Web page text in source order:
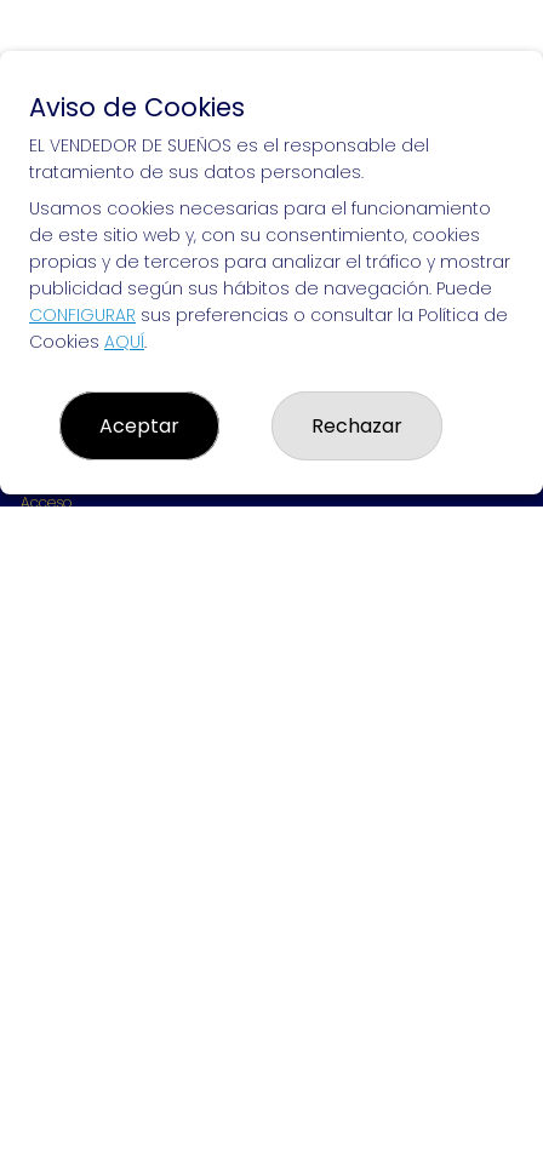
Si puedes soñarlo, puedes hacerlo, ¡mucha
suerte!
EL VENDEDOR DE SUEÑOS
¿Quiénes somos?
Resultados
Contacto
Empresas
Acceso
Aviso de Cookies
EL VENDEDOR DE SUEÑOS es el responsable del
tratamiento de sus datos personales.
Usamos cookies necesarias para el funcionamiento
de este sitio web y, con su consentimiento, cookies
propias y de terceros para analizar el tráfico y mostrar
publicidad según sus hábitos de navegación. Puede
CONFIGURAR sus preferencias o consultar la Política de
Cookies AQUÍ.
Aceptar Rechazar